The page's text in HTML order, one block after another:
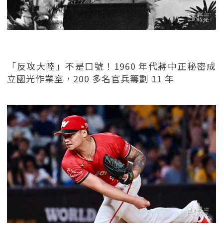
「反攻大陸」不是口號！1960 年代蔣中正秘密成
立國光作業室，200 多名官兵籌劃 11 年